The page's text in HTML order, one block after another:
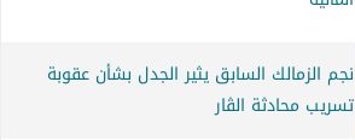
نجم الزمالك السابق يثير الجدل بشأن عقوبة
تسريب محادثة الڤار